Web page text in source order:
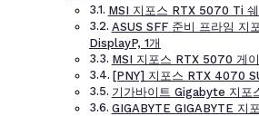
MSI 지포스 RTX 5070 Ti
ASUS SFF 준비 프라임
DisplayP, 1개
MSI 지포스 RTX 5070 게
[PNY] 지포스 RTX 4070
기가바이트 Gigabyte 지포
GIGABYTE GIGABYTE 지